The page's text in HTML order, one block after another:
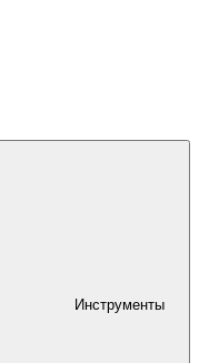
Инструменты